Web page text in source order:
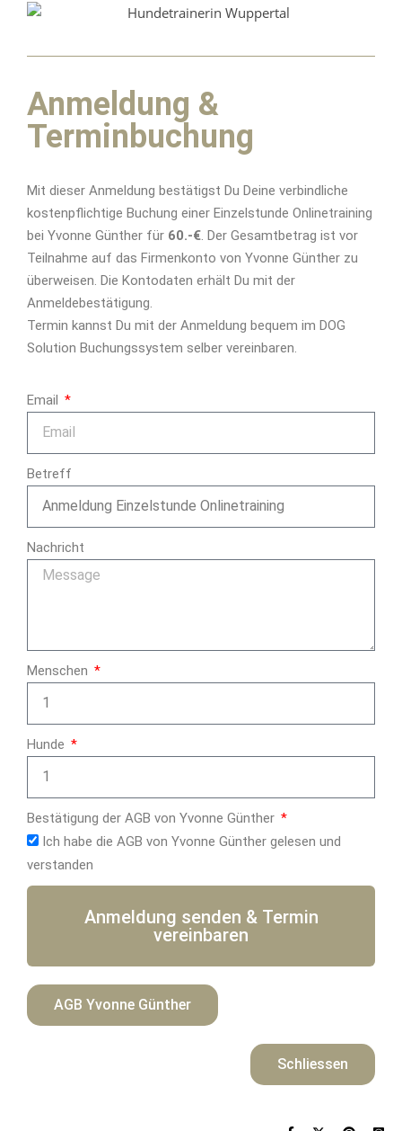
Anmeldung &
Terminbuchung
Mit dieser Anmeldung bestätigst Du Deine verbindliche
kostenpflichtige Buchung einer Einzelstunde Onlinetraining
bei Yvonne Günther für 60.-€. Der Gesamtbetrag ist vor
Teilnahme auf das Firmenkonto von Yvonne Günther zu
überweisen. Die Kontodaten erhält Du mit der
Anmeldebestätigung.
Termin kannst Du mit der Anmeldung bequem im DOG
Solution Buchungssystem selber vereinbaren.
Email
Betreff
Nachricht
Menschen
Hunde
Bestätigung der AGB von Yvonne Günther
Ich habe die AGB von Yvonne Günther gelesen und
verstanden
Anmeldung senden & Termin
vereinbaren
AGB Yvonne Günther
Schliessen